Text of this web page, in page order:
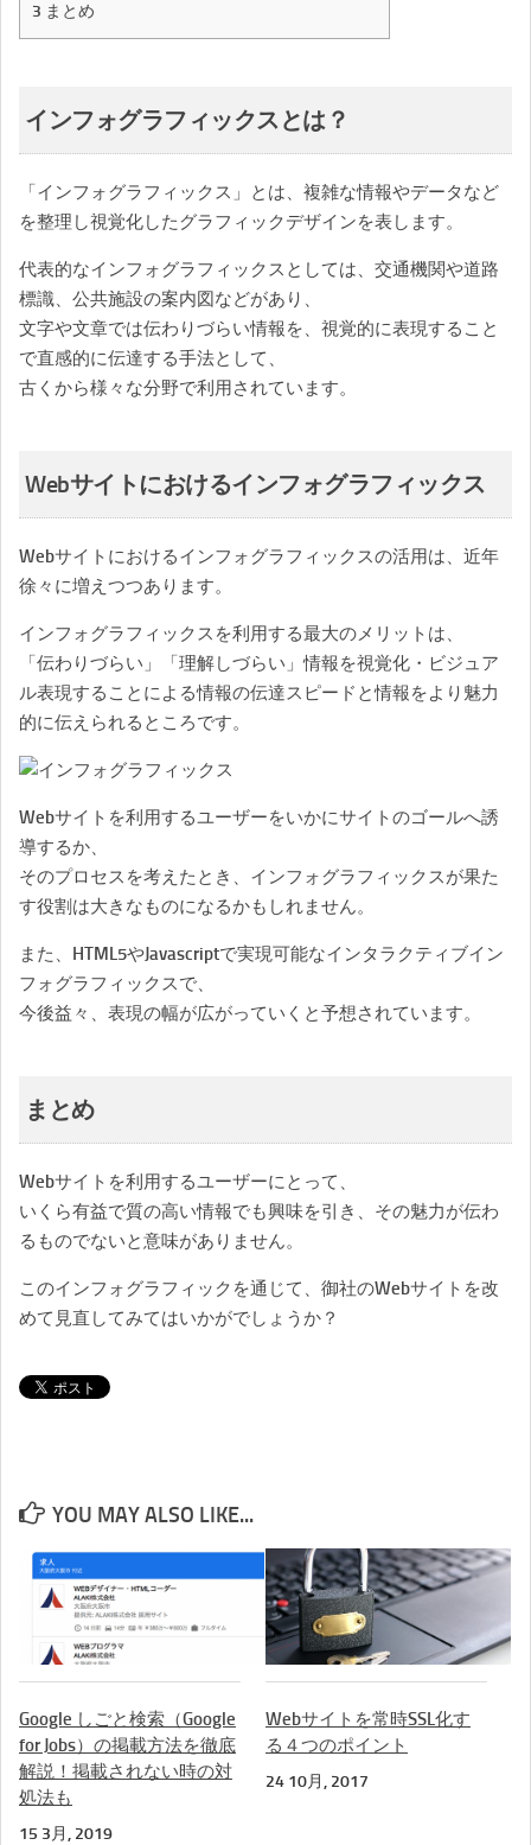
3 まとめ
インフォグラフィックスとは？
「インフォグラフィックス」とは、複雑な情報やデータなど
を整理し視覚化したグラフィックデザインを表します。
代表的なインフォグラフィックスとしては、交通機関や道路
標識、公共施設の案内図などがあり、
文字や文章では伝わりづらい情報を、視覚的に表現すること
で直感的に伝達する手法として、
古くから様々な分野で利用されています。
Webサイトにおけるインフォグラフィックス
Webサイトにおけるインフォグラフィックスの活用は、近年
徐々に増えつつあります。
インフォグラフィックスを利用する最大のメリットは、
「伝わりづらい」「理解しづらい」情報を視覚化・ビジュア
ル表現することによる情報の伝達スピードと情報をより魅力
的に伝えられるところです。
Webサイトを利用するユーザーをいかにサイトのゴールへ誘
導するか、
そのプロセスを考えたとき、インフォグラフィックスが果た
す役割は大きなものになるかもしれません。
また、HTML5やJavascriptで実現可能なインタラクティブイン
フォグラフィックスで、
今後益々、表現の幅が広がっていくと予想されています。
まとめ
Webサイトを利用するユーザーにとって、
いくら有益で質の高い情報でも興味を引き、その魅力が伝わ
るものでないと意味がありません。
このインフォグラフィックを通じて、御社のWebサイトを改
めて見直してみてはいかがでしょうか？
YOU MAY ALSO LIKE...
Google しごと検索（Google
for Jobs）の掲載方法を徹底
解説！掲載されない時の対
処法も
15 3月, 2019
Webサイトを常時SSL化す
る４つのポイント
24 10月, 2017